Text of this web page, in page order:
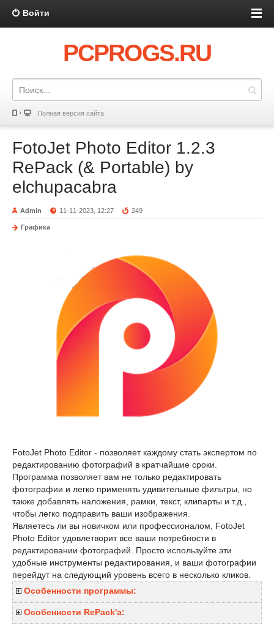
Войти
PCPROGS.RU
Полная версия сайта
FotoJet Photo Editor 1.2.3
RePack (& Portable) by
elchupacabra
Admin 11-11-2023, 12:27 249
Графика
FotoJet Photo Editor - позволяет каждому стать экспертом по
редактированию фотографий в кратчайшие сроки.
Программа позволяет вам не только редактировать
фотографии и легко применять удивительные фильтры, но
также добавлять наложения, рамки, текст, клипарты и т.д.,
чтобы легко подправить ваши изображения.
Являетесь ли вы новичком или профессионалом, FotoJet
Photo Editor удовлетворит все ваши потребности в
редактировании фотографий. Просто используйте эти
удобные инструменты редактирования, и ваши фотографии
перейдут на следующий уровень всего в несколько кликов.
Особенности программы:
Особенности RePack'a: